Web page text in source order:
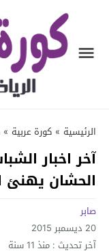
الرئيسية » كورة عربية »
آخر اخبار
الحشان يهنئ
صابر
20 ديسمبر 2015
آخر تحديث : منذ 11 سنة